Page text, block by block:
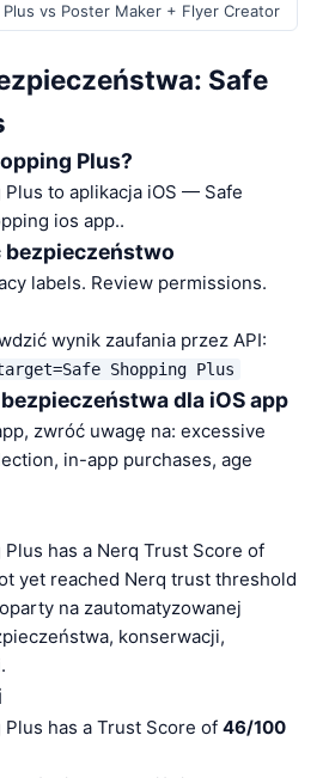
vs Poster Maker + Flyer Creator
Safe
Plus?
to aplikacja iOS — Safe
ios app..
labels. Review permissions.
wynik zaufania przez API:
Shopping Plus
dla iOS app
zwróć uwagę na: excessive
in-app purchases, age
has a Nerq Trust Score of
yet reached Nerq trust threshold
na zautomatyzowanej
konserwacji,
has a Trust Score of 46/100